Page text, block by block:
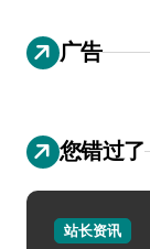
广告
您错过了
站长资讯